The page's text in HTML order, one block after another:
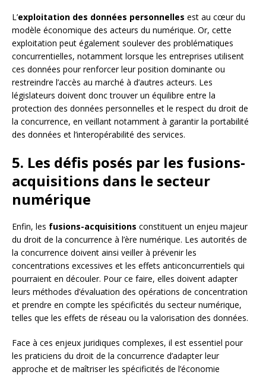
L’exploitation des données personnelles est au cœur du
modèle économique des acteurs du numérique. Or, cette
exploitation peut également soulever des problématiques
concurrentielles, notamment lorsque les entreprises utilisent
ces données pour renforcer leur position dominante ou
restreindre l’accès au marché à d’autres acteurs. Les
législateurs doivent donc trouver un équilibre entre la
protection des données personnelles et le respect du droit de
la concurrence, en veillant notamment à garantir la portabilité
des données et l’interopérabilité des services.
5. Les défis posés par les fusions-
acquisitions dans le secteur
numérique
Enfin, les fusions-acquisitions constituent un enjeu majeur
du droit de la concurrence à l’ère numérique. Les autorités de
la concurrence doivent ainsi veiller à prévenir les
concentrations excessives et les effets anticoncurrentiels qui
pourraient en découler. Pour ce faire, elles doivent adapter
leurs méthodes d’évaluation des opérations de concentration
et prendre en compte les spécificités du secteur numérique,
telles que les effets de réseau ou la valorisation des données.
Face à ces enjeux juridiques complexes, il est essentiel pour
les praticiens du droit de la concurrence d’adapter leur
approche et de maîtriser les spécificités de l’économie